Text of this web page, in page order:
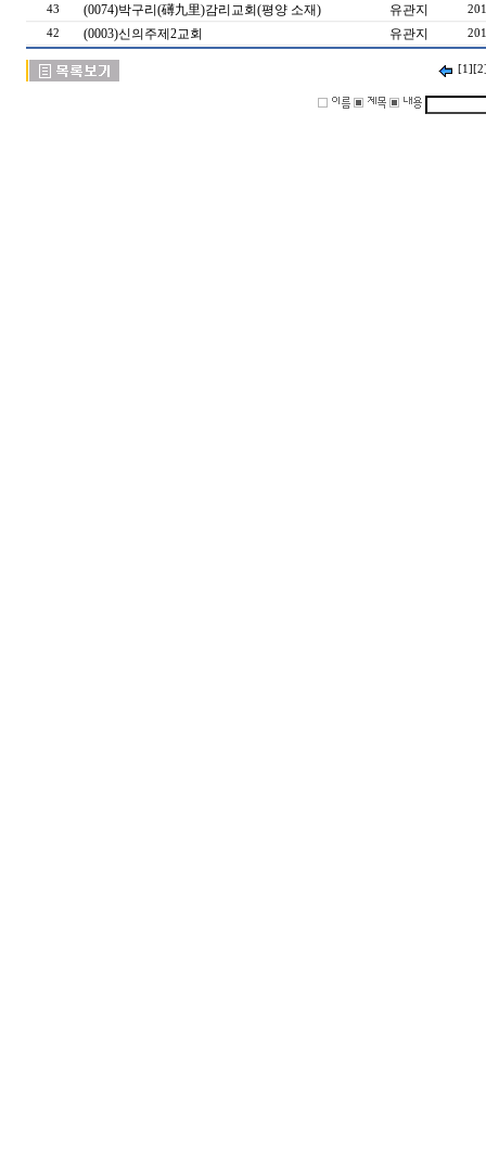
43 (0074)박구리(礡九里)감리교회(평양 소재) 유관지
42
(0003)신의주제2교회 유관지
[1]